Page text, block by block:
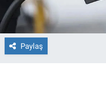
Paylaş
Ekonomi
Forum